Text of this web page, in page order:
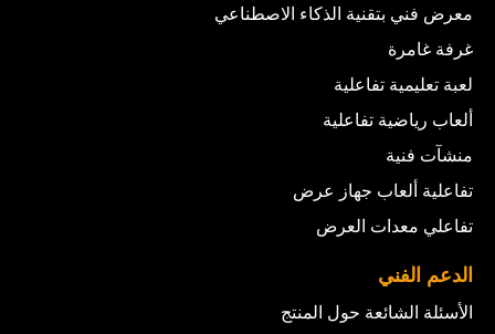
معرض فني بتقنية الذكاء الاصطناعي
غرفة غامرة
لعبة تعليمية تفاعلية
ألعاب رياضية تفاعلية
منشآت فنية
تفاعلية ألعاب جهاز عرض
تفاعلي معدات العرض
الدعم الفني
الأسئلة الشائعة حول المنتج